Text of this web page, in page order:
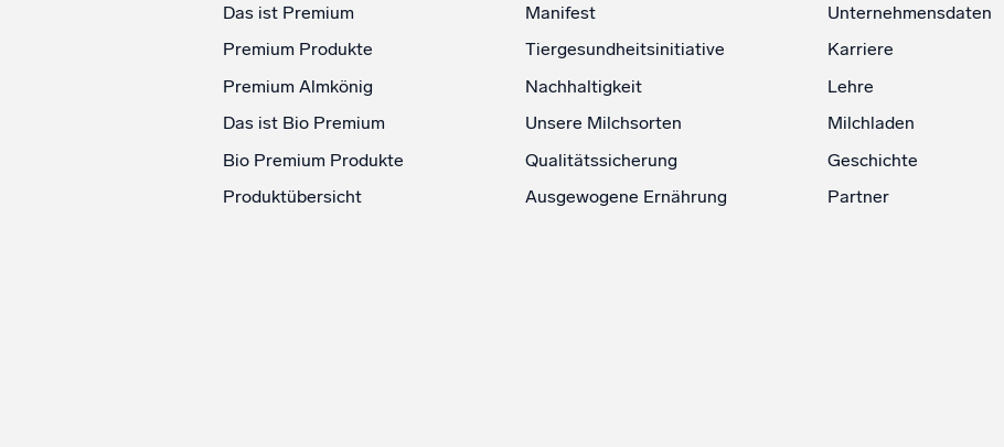
Das ist Premium
Premium Produkte
Premium Almkönig
Das ist Bio Premium
Bio Premium Produkte
Produktübersicht
Manifest
Tiergesundheitsinitiative
Nachhaltigkeit
Unsere Milchsorten
Qualitätssicherung
Ausgewogene Ernährung
Unternehmensdaten
Karriere
Lehre
Milchladen
Geschichte
Partner